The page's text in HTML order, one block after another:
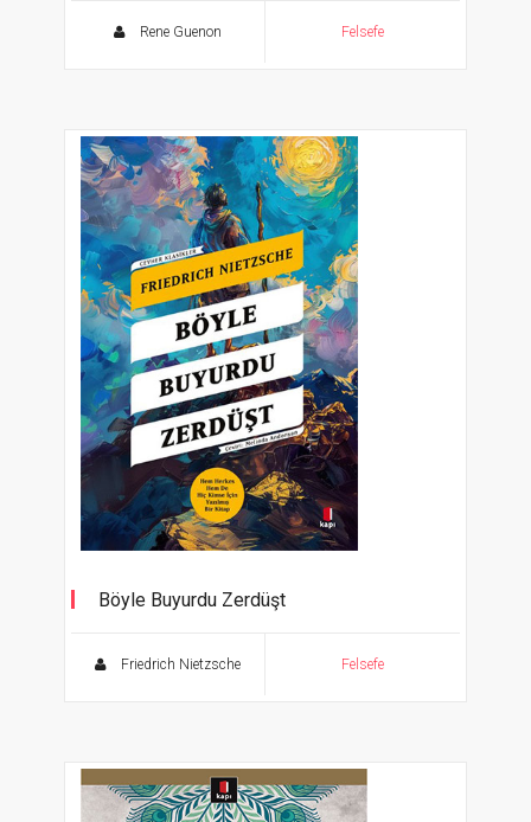
Rene Guenon Felsefe
Böyle Buyurdu Zerdüşt
Friedrich Nietzsche Felsefe